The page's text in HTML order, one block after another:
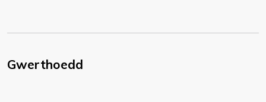
Gwerthoedd